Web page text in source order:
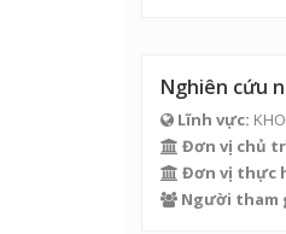
Nghiên cứu
Lĩnh vực:
Đơn vị chủ
Đơn vị thực
Người tham